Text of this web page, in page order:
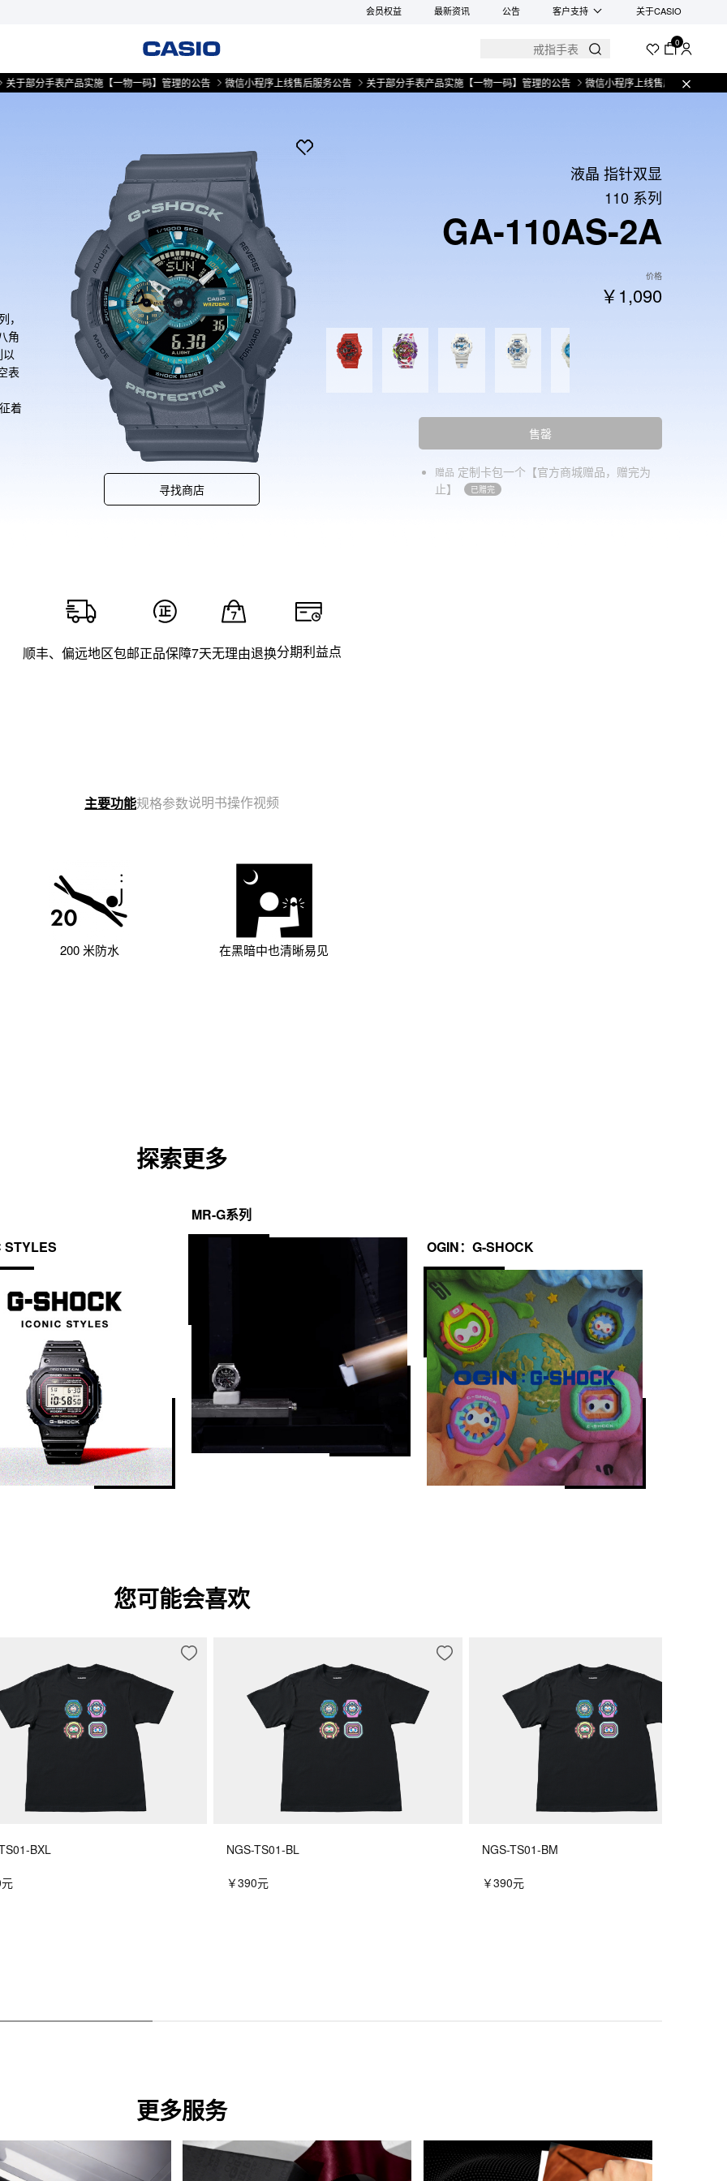
会员权益 最新资讯 公告 客户支持 关于CASIO
0
手表产品实施【一物一码】管理的公告 微信小程序上线售后服务公告 关于部分手表产品实施【一物一码】管理的公告 微信小程序上线售后服务公告 关于部
，
角
表
着
寻找商店
液晶 指针双显
110 系列
GA-110AS-2A
价格
￥1,090
售罄
赠品 定制卡包一个【官方商城赠品，赠完为
止】
已赠完
顺丰、偏远地区包邮正品保障7天无理由退换分期利益点
主要功能规格参数说明书操作视频
200 米防水 在黑暗中也清晰易见
探索更多
STYLES
MR-G系列
OGIN：G-SHOCK
您可能会喜欢
BXL NGS-TS01-BL
￥390元
NGS-TS01-BM
￥390元
更多服务